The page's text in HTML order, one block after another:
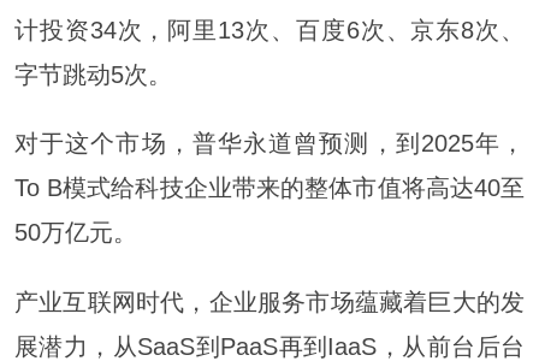
计投资34次，阿里13次、百度6次、京东8次、
字节跳动5次。
对于这个市场，普华永道曾预测，到2025年，
To B模式给科技企业带来的整体市值将高达40至
50万亿元。
产业互联网时代，企业服务市场蕴藏着巨大的发
展潜力，从SaaS到PaaS再到IaaS，从前台后台